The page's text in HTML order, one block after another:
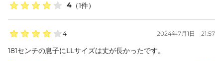
4 （1件）
4 2024年7月1日 21:57
181センチの息子にLLサイズは丈が長かったです。